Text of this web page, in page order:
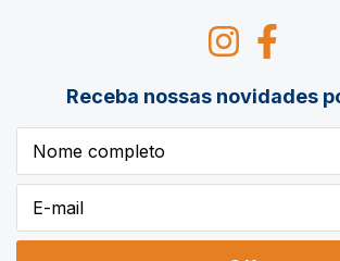
Receba nossas novidades